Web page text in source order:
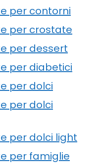
per contorni
per crostate
per dessert
per diabetici
per dolci
per dolci
per dolci light
per famiglie